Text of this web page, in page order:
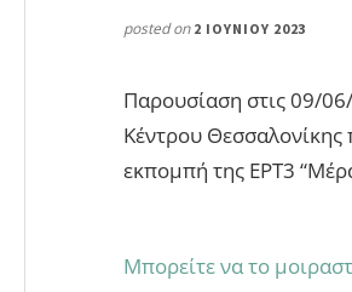
posted on 2 ΙΟΥΝΊΟΥ 2023
Παρουσίαση στις 09/
Κέντρου Θεσσαλονίκης
εκπομπή της ΕΡΤ3
Μπορείτε να το